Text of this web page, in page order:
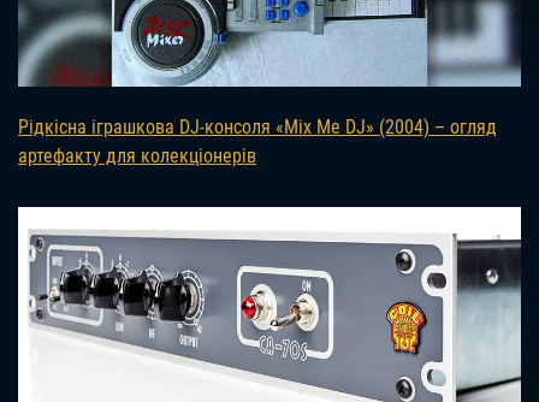
Рідкісна іграшкова DJ-консоля «Mix Me DJ» (2004) – огляд
артефакту для колекціонерів